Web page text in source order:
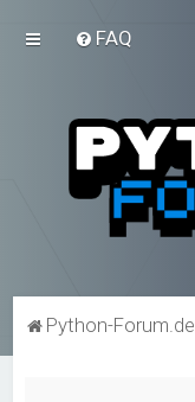
FAQ
Python-Forum.de